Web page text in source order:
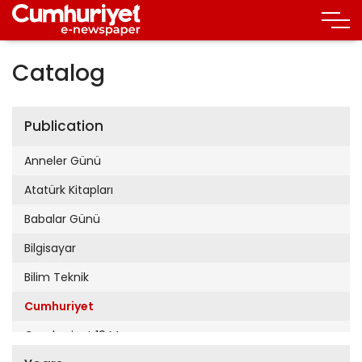
Catalog
Publication
Anneler Günü
Atatürk Kitapları
Babalar Günü
Bilgisayar
Bilim Teknik
Cumhuriyet
Cumhuriyet 19 Mayıs